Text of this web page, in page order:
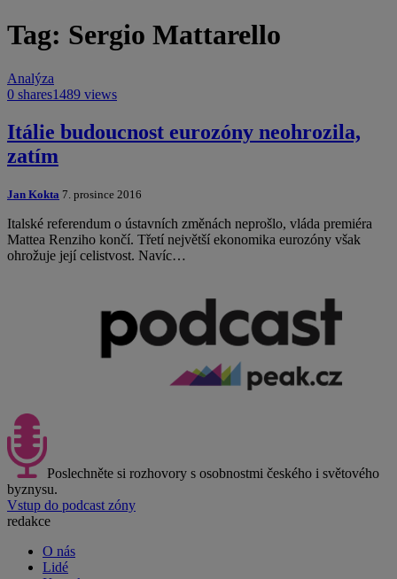
Tag: Sergio Mattarello
Analýza
0 shares1489 views
Itálie budoucnost eurozóny neohrozila,
zatím
Jan Kokta 7. prosince 2016
Italské referendum o ústavních změnách neprošlo, vláda premiéra
Mattea Renziho končí. Třetí největší ekonomika eurozóny však
ohrožuje její celistvost. Navíc…
Poslechněte si rozhovory s osobnostmi českého i světového
byznysu.
Vstup do podcast zóny
redakce
O nás
Lidé